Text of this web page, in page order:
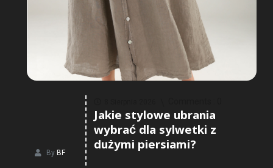
By BF
Jakie stylowe ubrania
wybrać dla sylwetki z
dużymi piersiami?